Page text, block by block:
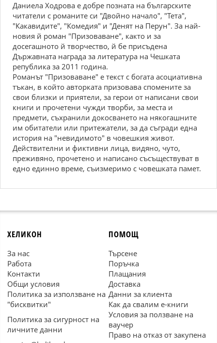
Даниела Ходрова е добре позната на българските
читатели с романите си "Двойно начало", "Тета",
"Какавидите", "Комедия" и "Денят на Перун". За най-
новия й роман "Призоваване", както и за
досегашното й творчество, й бе присъдена
Държавната награда за литература на Чешката
република за 2011 година.
Романът "Призоваване" е текст с богата асоциативна
тъкан, в който авторката призовава спомените за
свои близки и приятели, за герои от написани свои
книги и прочетени чужди творби, за места и
предмети, съхранили докосването на някогашните
им обитатели или притежатели, за да съгради една
история на "невидимото" в човешкия живот.
Действителни и фиктивни лица, видяно, чуто,
преживяно, прочетено и написано съсъществуват в
едно единно време, съизмеримо с човешката памет.
ХЕЛИКОН
За нас
Работа
Контакти
Общи условия
Политика за използване на
"бисквитки"
Политика за сигурност на
личните данни
ПОМОЩ
Търсене
Поръчка
Плащания
Доставка
Данни за клиента
Как да свалим е-книги
Условия за ползване на
ваучер
Право на отказ от закупена